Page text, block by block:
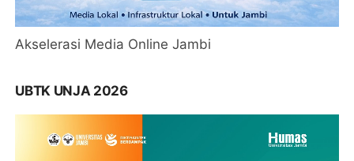
Akselerasi Media Online Jambi
UBTK UNJA 2026